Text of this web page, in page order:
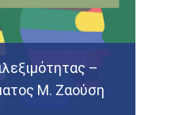
–
Μ. Ζαούση